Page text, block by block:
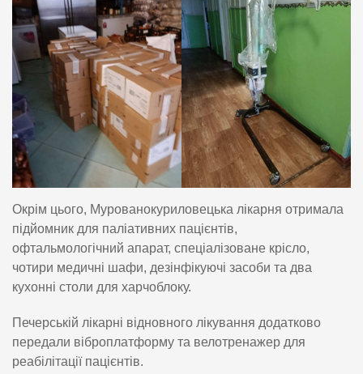
Окрім цього, Мурованокуриловецька лікарня отримала
підйомник для паліативних пацієнтів,
офтальмологічний апарат, спеціалізоване крісло,
чотири медичні шафи, дезінфікуючі засоби та два
кухонні столи для харчоблоку.
Печерській лікарні відновного лікування додатково
передали віброплатформу та велотренажер для
реабілітації пацієнтів.